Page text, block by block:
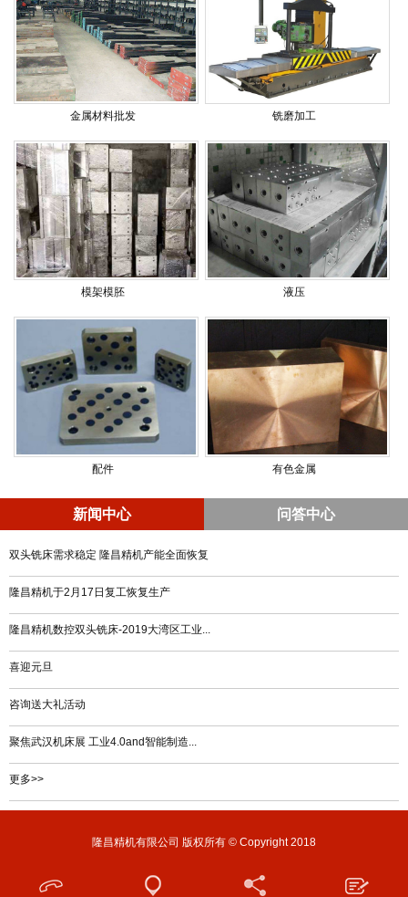
金属材料批发 铣磨加工
模架模胚 液压
配件 有色金属
新闻中心 问答中心
双头铣床需求稳定 隆昌精机产能全面恢复
隆昌精机于2月17日复工恢复生产
隆昌精机数控双头铣床-2019大湾区工业...
喜迎元旦
咨询送大礼活动
聚焦武汉机床展 工业4.0and智能制造...
更多>>
隆昌精机有限公司 版权所有 © Copyright 2018